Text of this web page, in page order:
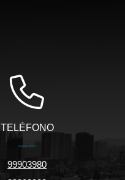
TELÉFONO
99903980